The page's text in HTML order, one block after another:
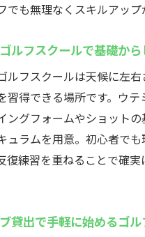
術
スマートフォン予約で快適
初心者から上級者まで楽し
藤沢駅近くで効率よくレベ
法
無料貸出クラブが選ばれる
ビュー
でも無理なくスキルアップ
ルフスクールで基礎か
ルフスクールは天候に左
習得できる場所です。ウテ
ングフォームやショット
ュラムを用意。初心者で
復練習を重ねることで確
貸出で手軽に始めるゴ